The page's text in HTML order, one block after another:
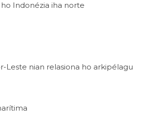
Indonézia iha norte
Leste nian relasiona ho arkipélagu